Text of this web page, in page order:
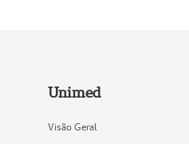
Unimed
Visão Geral